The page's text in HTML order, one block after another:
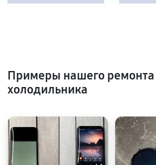
Примеры нашего ремонта
холодильника